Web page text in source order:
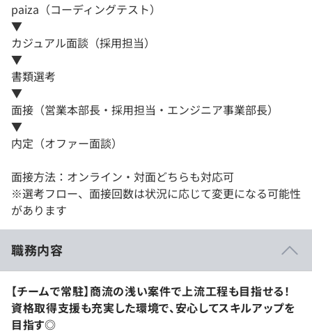
paiza（コーディングテスト）
▼
カジュアル面談（採用担当）
▼
書類選考
▼
面接（営業本部長・採用担当・エンジニア事業部長）
▼
内定（オファー面談）
面接方法：オンライン・対面どちらも対応可
※選考フロー、面接回数は状況に応じて変更になる可能性
があります
職務内容
【チームで常駐】商流の浅い案件で上流工程も目指せる！
資格取得支援も充実した環境で、安心してスキルアップを
目指す◎